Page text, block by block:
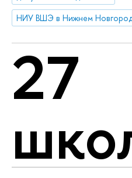
НИУ ВШЭ в Нижнем
27